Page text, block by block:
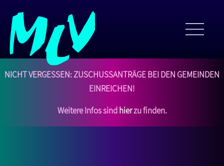
NICHT VERGESSEN: Zuschussanträge bei den Gemeinden
einreichen!
Weitere Infos sindhierzu finden.